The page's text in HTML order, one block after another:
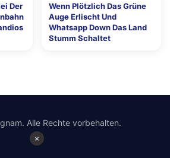
Der
Wenn Plötzlich Das Grüne
Auge Erlischt Und
Whatsapp Down Das Land
Stumm Schaltet
×
Alle Rechte vorbehalten.